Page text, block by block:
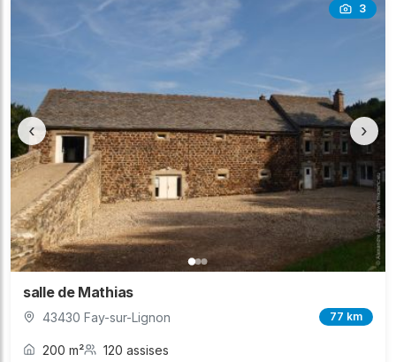
3
‹ ›
salle de Mathias
43430 Fay-sur-Lignon 77 km
200 m² 120 assises